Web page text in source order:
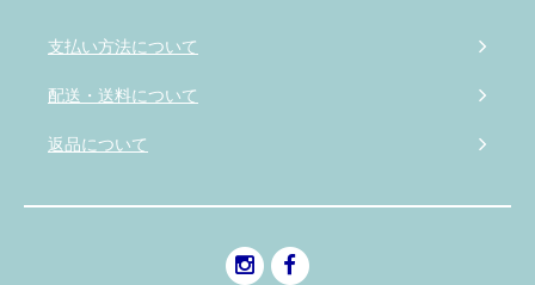
支払い方法について
配送・送料について
返品について